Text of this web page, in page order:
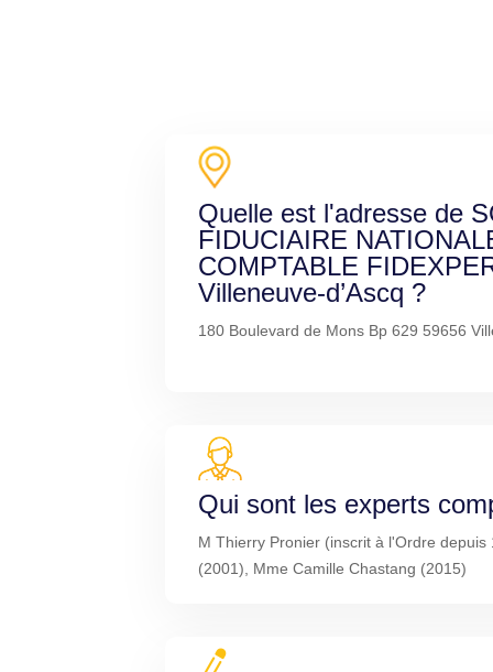
Quelle est l'adresse de
FIDUCIAIRE
COMPTABLE
Villeneuve-d’Ascq ?
180 Boulevard de Mons Bp 629 59656
Qui sont les experts
M Thierry Pronier (inscrit à l'Ordre
(2001), Mme Camille Chastang (2015)